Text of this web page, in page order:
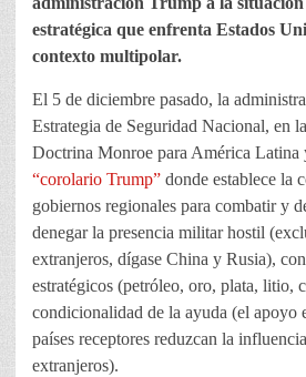
estratégica que enfrenta Estados
contexto multipolar.
El 5 de diciembre pasado, la
Estrategia de Seguridad Nacional, en
Doctrina Monroe para América Latina
“corolario Trump” donde establece la
gobiernos regionales para combatir y
denegar la presencia militar hostil
extranjeros, dígase China y Rusia),
estratégicos (petróleo, oro, plata, litio,
condicionalidad de la ayuda (el apoyo
países receptores reduzcan la
extranjeros).